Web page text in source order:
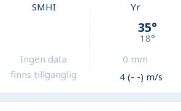
SMHI
Ingen data
finns tillgänglig
Yr
35°
18°
0 mm
4 (- -) m/s